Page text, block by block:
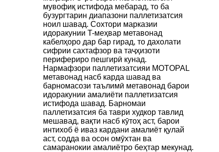
мувофиқ истифода мебарад, то ба
бузургтарин диапазони паллетизатсия
ноил шавад. Сохтори марказии
идоракунии T-меҳвар метавонад
кабелҳоро дар бар гирад, то дахолати
сифрии сахтафзор ва таҷҳизоти
перифериро пешгирӣ кунад.
Нармафзори паллетизатсияи MOTOPAL
метавонад насб карда шавад ва
барномасози таълимӣ метавонад барои
идоракунии амалиёти паллетизатсия
истифода шавад. Барномаи
паллетизатсия ба таври худкор тавлид
мешавад, вақти насб кӯтоҳ аст, барои
интихоб ё иваз кардани амалиёт қулай
аст, содда ва осон омӯхтан ва
самаранокии амалиётро беҳтар мекунад.